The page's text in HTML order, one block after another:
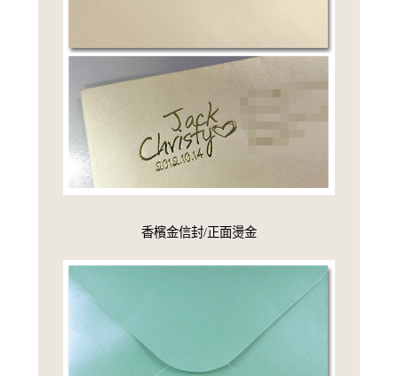
香檳金信封/正面燙金